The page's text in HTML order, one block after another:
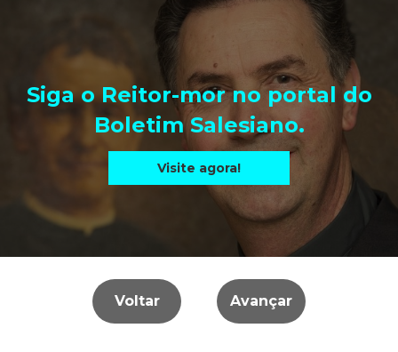
Siga o Reitor-mor no portal do
Boletim Salesiano.
Visite agora!
Voltar Avançar